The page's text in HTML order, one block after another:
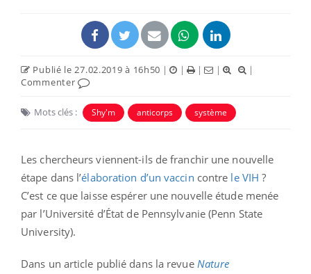
Publié le 27.02.2019 à 16h50 | | | |
|
Commenter
Mots clés : Shy'm anticorps système
Les chercheurs viennent-ils de franchir une nouvelle
étape dans l’élaboration d’un vaccin contre le VIH ?
C’est ce que laisse espérer une nouvelle étude menée
par l’Université d’État de Pennsylvanie (Penn State
University).
Dans un article publié dans la revue Nature